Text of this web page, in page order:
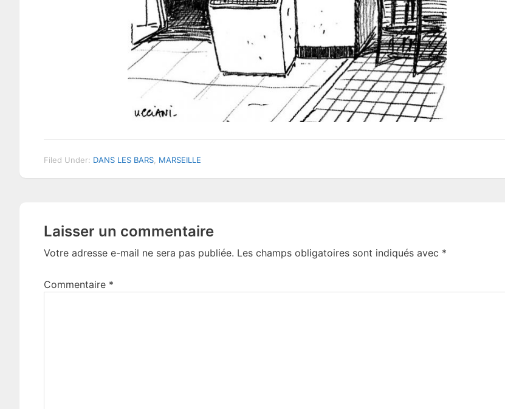
Filed Under: DANS LES BARS MARSEILLE
Interactions
Laisser un commentaire
Votre adresse e-mail ne sera pas publiée. Les champs obligatoires sont indiqués avec *
Commentaire *